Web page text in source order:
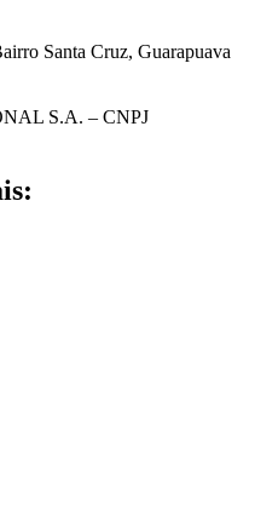
Santa Cruz, Guarapuava
S.A. – CNPJ